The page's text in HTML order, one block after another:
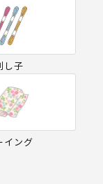
し子
イング